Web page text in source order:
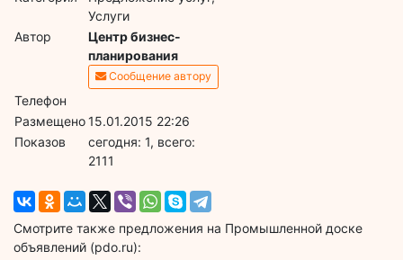
Услуги
Автор
Центр бизнес-
планирования
Сообщение автору
Телефон
Размещено15.01.2015 22:26
Показов
cегодня: 1, всего:
2111
Смотрите также предложения на Промышленной доске
объявлений (pdo.ru):